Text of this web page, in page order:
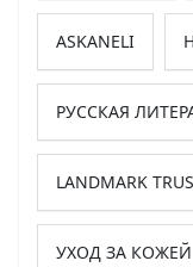
ASKANELI
РУССКАЯ
LANDMARK
УХОД ЗА КОЖЕЙ